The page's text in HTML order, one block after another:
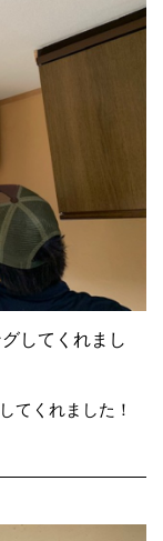
してくれまし
てくれました！